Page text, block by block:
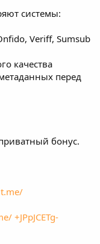
системы:
Veriff, Sumsub
качества
перед
бонус.
+JPpJCETg-